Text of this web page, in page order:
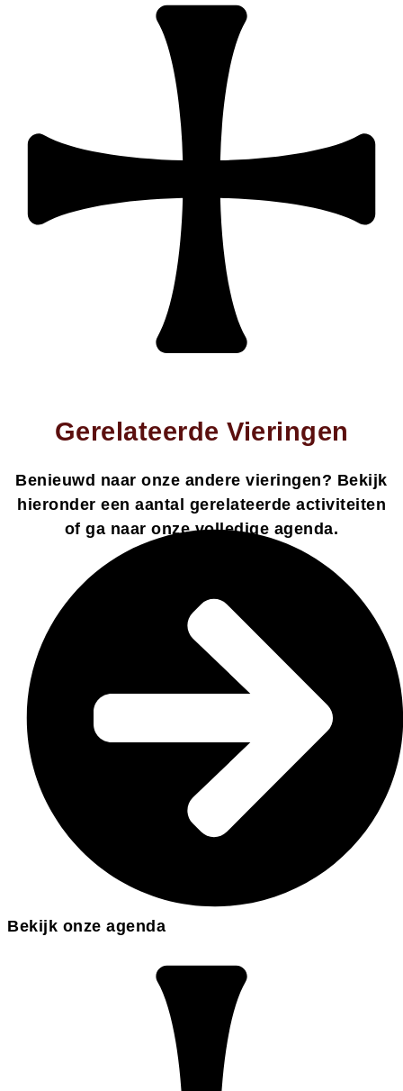
Gerelateerde Vieringen
Benieuwd naar onze andere vieringen? Bekijk
hieronder een aantal gerelateerde activiteiten
of ga naar onze volledige agenda.
Bekijk onze agenda